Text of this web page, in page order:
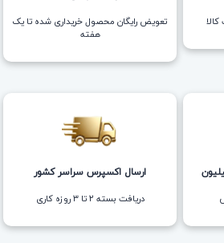
تعویض رایگان محصول خریداری شده تا یک
هفته
ارسال اکسپرس سراسر کشور
دریافت بسته ۲ تا ۳ روزه کاری